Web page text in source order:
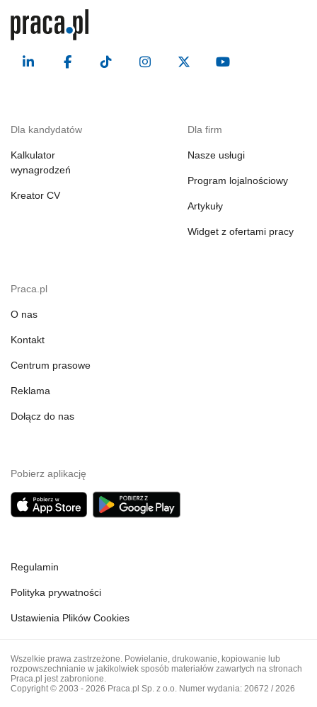
Dla kandydatów
Kalkulator
wynagrodzeń
Kreator CV
Dla firm
Nasze usługi
Program lojalnościowy
Artykuły
Widget z ofertami pracy
Praca.pl
O nas
Kontakt
Centrum prasowe
Reklama
Dołącz do nas
Pobierz aplikację
Regulamin
Polityka prywatności
Ustawienia Plików Cookies
Wszelkie prawa zastrzeżone. Powielanie, drukowanie, kopiowanie lub
rozpowszechnianie w jakikolwiek sposób materiałów zawartych na stronach
Praca.pl jest zabronione.
Copyright © 2003 - 2026 Praca.pl Sp. z o.o. Numer wydania: 20672 / 2026